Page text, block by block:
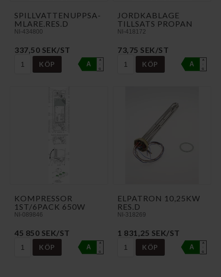
S­P­I­L­L­V­A­T­T­E­N­U­P­P­S­A­
M­L­A­R­E­.­R­E­S­.­D
NI-434800
337,50 SEK/ST
KÖP A
A
↑
G
JORDKABLAGE
TILLSATS PROPAN
NI-418172
73,75 SEK/ST
KÖP A
A
↑
G
KOMPRESSOR
1ST/6PACK 650W
NI-089846
45 850 SEK/ST
KÖP A
A
↑
G
ELPATRON 10,25KW
RES.D
NI-318269
1 831,25 SEK/ST
KÖP A
A
↑
G